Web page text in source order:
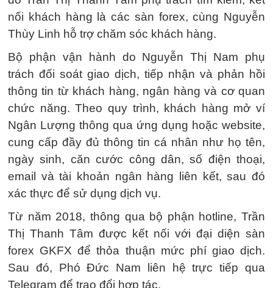
nối khách hàng là các sàn forex, cùng Nguyễn
Thùy Linh hỗ trợ chăm sóc khách hàng.
Bộ phận vận hành do Nguyễn Thị Nam phụ
trách đối soát giao dịch, tiếp nhận và phản hồi
thông tin từ khách hàng, ngân hàng và cơ quan
chức năng. Theo quy trình, khách hàng mở ví
Ngân Lượng thông qua ứng dụng hoặc website,
cung cấp đầy đủ thông tin cá nhân như họ tên,
ngày sinh, căn cước công dân, số điện thoại,
email và tài khoản ngân hàng liên kết, sau đó
xác thực để sử dụng dịch vụ.
Từ năm 2018, thông qua bộ phận hotline, Trần
Thị Thanh Tâm được kết nối với đại diện sàn
forex GKFX để thỏa thuận mức phí giao dịch.
Sau đó, Phó Đức Nam liên hệ trực tiếp qua
Telegram để trao đổi hợp tác.